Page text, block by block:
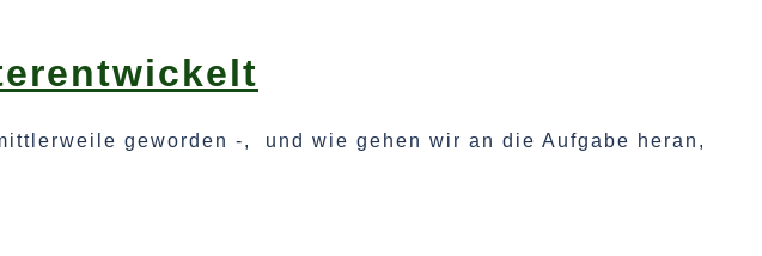
geworden -, und wie gehen wir an die Aufgabe heran,